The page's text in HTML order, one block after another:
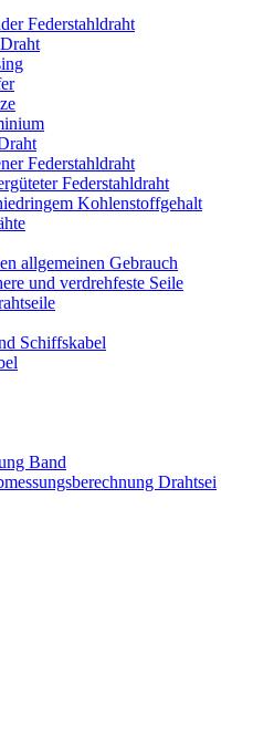
Federstahldraht
Federstahldraht
Federstahldraht
Kohlenstoffgehalt
allgemeinen Gebrauch
und verdrehfeste Seile
Schiffskabel
Band
Drahtsei